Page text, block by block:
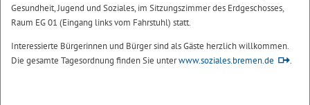
Gesundheit, Jugend und Soziales, im Sitzungszimmer des Erdgeschosses,
Raum EG 01 (Eingang links vom Fahrstuhl) statt.
Interessierte Bürgerinnen und Bürger sind als Gäste herzlich willkommen.
Die gesamte Tagesordnung finden Sie unterwww.soziales.bremen.de .